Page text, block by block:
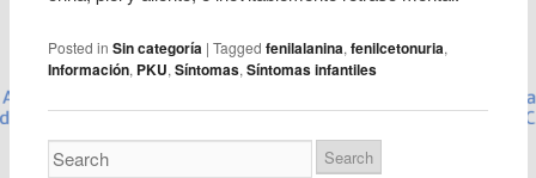
Posted in Sin categoría |Tagged fenilalanina,fenilcetonuria,
Información, PKU,Síntomas,Síntomas infantiles